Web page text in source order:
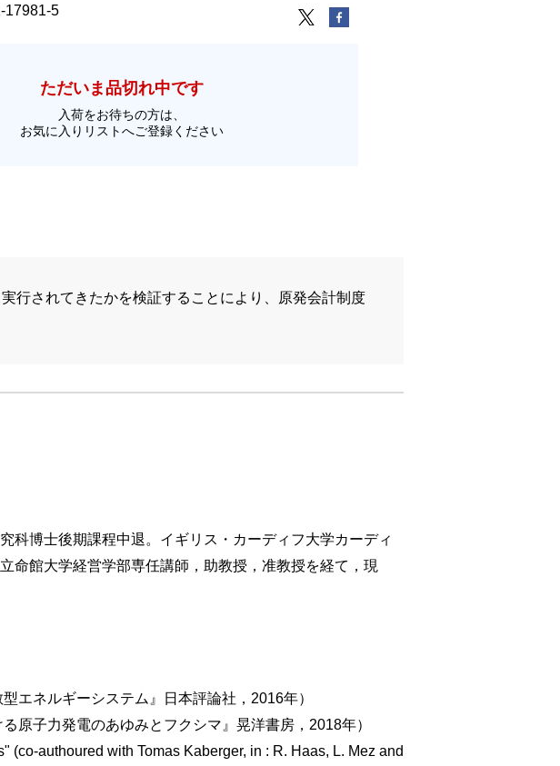
17981-5
ただいま品切れ中です
入荷をお待ちの方は、
お気に入りリストへご登録ください
行されてきたかを検証することにより、原発会計制度
科博士後期課程中退。イギリス・カーディフ大学カーディ
命館大学経営学部専任講師，助教授，准教授を経て，現
エネルギーシステム』日本評論社，2016年）
原子力発電のあゆみとフクシマ』晃洋書房，2018年）
authoured with Tomas Kaberger, in : R. Haas, L. Mez and